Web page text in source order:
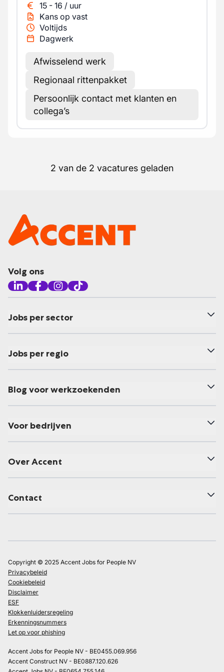
15 - 16 / uur
Kans op vast
Voltijds
Dagwerk
Afwisselend werk
Regionaal rittenpakket
Persoonlijk contact met klanten en
collega’s
2 van de 2 vacatures geladen
Volg ons
Jobs per sector
Jobs per regio
Blog voor werkzoekenden
Voor bedrijven
Over Accent
Contact
Copyright © 2025 Accent Jobs for People NV
Privacybeleid
Cookiebeleid
Disclaimer
ESF
Klokkenluidersregeling
Erkenningsnummers
Let op voor phishing
Accent Jobs for People NV - BE0455.069.956
Accent Construct NV - BE0887.120.626